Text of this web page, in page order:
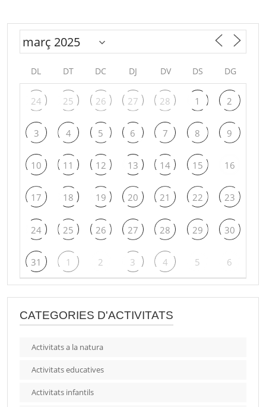
DL DT DC DJ DV DS DG
24 25 26 27 28 1 2
3 4 5 6 7 8 9
10 11 12 13 14 15 16
17 18 19 20 21 22 23
24 25 26 27 28 29 30
31 1 2 3 4 5 6
CATEGORIES D'ACTIVITATS
Activitats a la natura
Activitats educatives
Activitats infantils